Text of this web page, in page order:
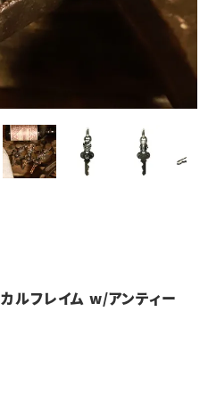
ルフレイム w/アンティー